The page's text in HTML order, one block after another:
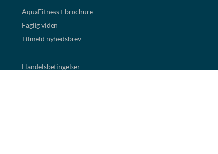
AquaFitness+ brochure
Faglig viden
Tilmeld nyhedsbrev
Handelsbetingelser